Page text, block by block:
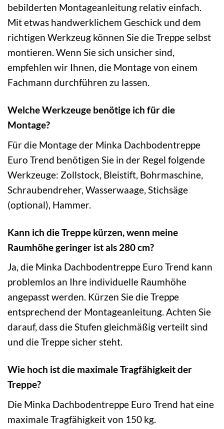
bebilderten Montageanleitung relativ einfach.
Mit etwas handwerklichem Geschick und dem
richtigen Werkzeug können Sie die Treppe selbst
montieren. Wenn Sie sich unsicher sind,
empfehlen wir Ihnen, die Montage von einem
Fachmann durchführen zu lassen.
Welche Werkzeuge benötige ich für die
Montage?
Für die Montage der Minka Dachbodentreppe
Euro Trend benötigen Sie in der Regel folgende
Werkzeuge: Zollstock, Bleistift, Bohrmaschine,
Schraubendreher, Wasserwaage, Stichsäge
(optional), Hammer.
Kann ich die Treppe kürzen, wenn meine
Raumhöhe geringer ist als 280 cm?
Ja, die Minka Dachbodentreppe Euro Trend kann
problemlos an Ihre individuelle Raumhöhe
angepasst werden. Kürzen Sie die Treppe
entsprechend der Montageanleitung. Achten Sie
darauf, dass die Stufen gleichmäßig verteilt sind
und die Treppe sicher steht.
Wie hoch ist die maximale Tragfähigkeit der
Treppe?
Die Minka Dachbodentreppe Euro Trend hat eine
maximale Tragfähigkeit von 150 kg.